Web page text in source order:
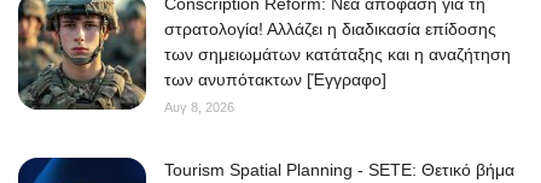
στρατολογία! Αλλάζει η διαδικασία επίδοσης
των σημειωμάτων κατάταξης και η αναζήτηση
των ανυπότακτων [Έγγραφο]
Αυγ 8, 2026
Tourism Spatial Planning - SETE: Θετικό βήμα